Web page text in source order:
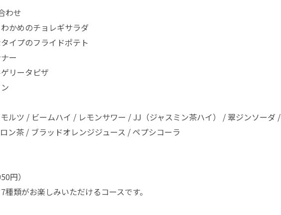
わせ
かめのチョレギサラダ
イプのフライドポテト
ー
リータピザ
ルツ / ビームハイ / レモンサワー / JJ（ジャスミン茶ハイ） / 翠ジンソーダ /
ン茶 / ブラッドオレンジジュース / ペプシコーラ
円）
類がお楽しみいただけるコースです。